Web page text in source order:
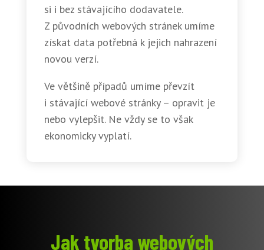
si i bez stávajícího dodavatele.
Z původních webových stránek umíme
získat data potřebná k jejich nahrazení
novou verzí.
Ve většině případů umíme převzít
i stávající webové stránky – opravit je
nebo vylepšit. Ne vždy se to však
ekonomicky vyplatí.
Jak tvorba webových